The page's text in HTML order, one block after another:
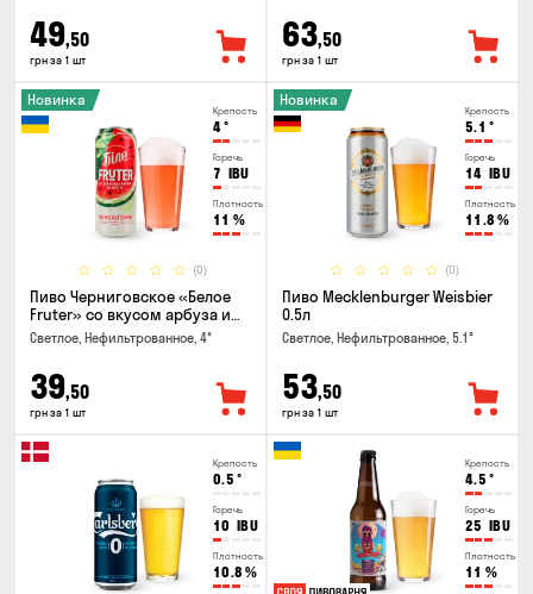
49,50
грн за 1 шт
63,50
грн за 1 шт
Крепость
4°
Горечь
7 IBU
Плотность
11 %
(0)
Новинка
Пиво Черниговское «Белое
Fruter» со вкусом арбуза и
мяты 0.5л
Светлое, Нефильтрованное, 4°
39,50
грн за 1 шт
Крепость
5.1 °
Горечь
14 IBU
Плотность
11.8 %
(0)
Новинка
Пиво Mecklenburger Weisbier
0.5л
Светлое, Нефильтрованное, 5.1°
53,50
грн за 1 шт
Крепость
0.5 °
Горечь
10 IBU
Плотность
10.8 %
Крепость
4.5 °
Горечь
25 IBU
Плотность
11 %